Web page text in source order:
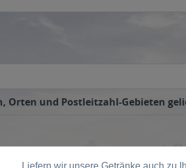
Orten und Postleitzahl-Gebieten